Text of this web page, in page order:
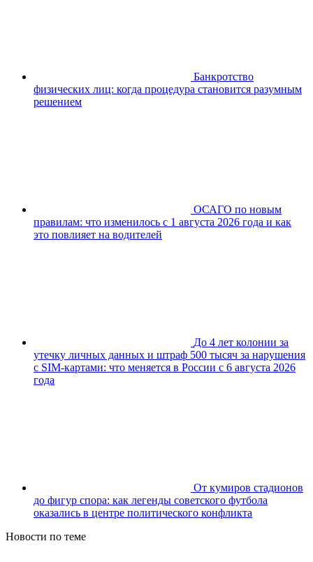
Банкротство
физических лиц: когда процедура становится разумным
решением
ОСАГО по новым
правилам: что изменилось с 1 августа 2026 года и как
это повлияет на водителей
До 4 лет колонии за
утечку личных данных и штраф 500 тысяч за нарушения
с SIM-картами: что меняется в России с 6 августа 2026
года
От кумиров стадионов
до фигур спора: как легенды советского футбола
оказались в центре политического конфликта
Новости по теме